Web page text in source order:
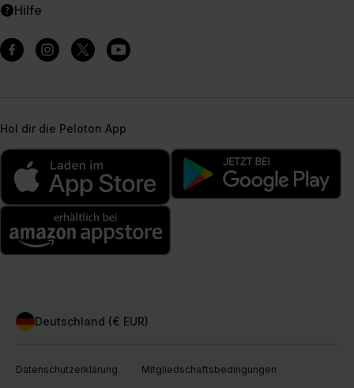
Hilfe
Hol dir die Peloton App
Deutschland (€ EUR)
Datenschutzerklärung Mitgliedschaftsbedingungen